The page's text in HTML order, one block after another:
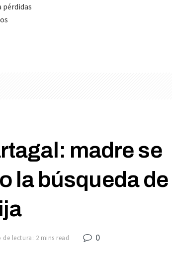
pérdidas
madre se
la búsqueda de
de lectura: 2 mins read 0